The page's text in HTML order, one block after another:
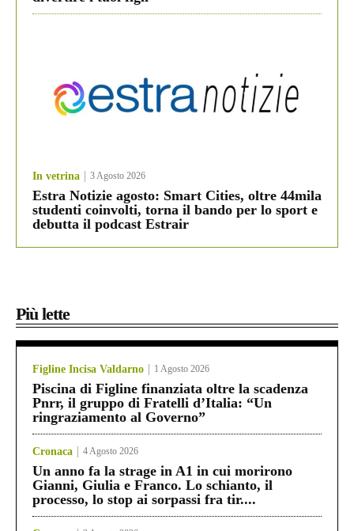
In vetrina 3 Agosto 2026
Estra Notizie agosto: Smart Cities, oltre 44mila
studenti coinvolti, torna il bando per lo sport e
debutta il podcast Estrair
Più lette
Figline Incisa Valdarno 1 Agosto 2026
Piscina di Figline finanziata oltre la scadenza
Pnrr, il gruppo di Fratelli d’Italia: “Un
ringraziamento al Governo”
Cronaca 4 Agosto 2026
Un anno fa la strage in A1 in cui morirono
Gianni, Giulia e Franco. Lo schianto, il
processo, lo stop ai sorpassi fra tir....